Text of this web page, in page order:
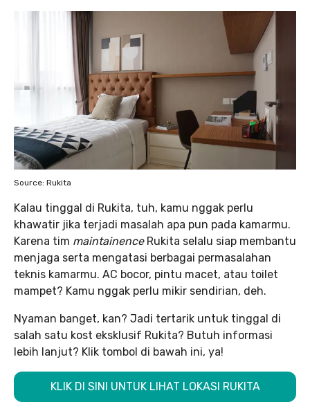
Source: Rukita
Kalau tinggal di Rukita, tuh, kamu nggak perlu
khawatir jika terjadi masalah apa pun pada kamarmu.
Karena tim maintainenceRukita selalu siap membantu
menjaga serta mengatasi berbagai permasalahan
teknis kamarmu. AC bocor, pintu macet, atau toilet
mampet? Kamu nggak perlu mikir sendirian, deh.
Nyaman banget, kan? Jadi tertarik untuk tinggal di
salah satu kost eksklusif Rukita? Butuh informasi
lebih lanjut? Klik tombol di bawah ini, ya!
KLIK DI SINI UNTUK LIHAT LOKASI RUKITA